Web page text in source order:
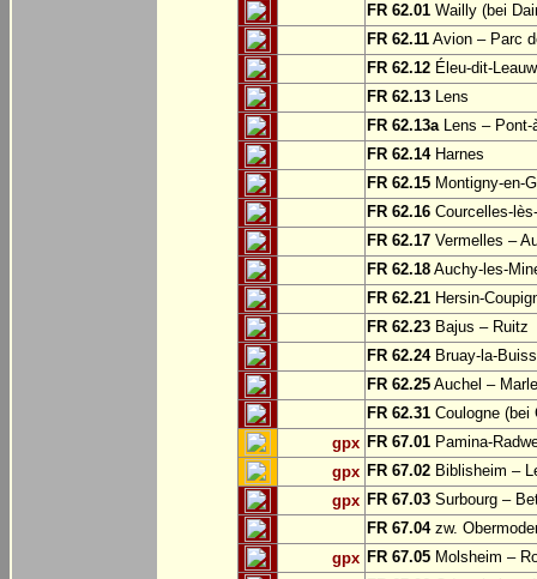
FR 62.01 Wailly (bei
FR 62.11 Avion – Parc
FR 62.12 Éleu-dit-
FR 62.13 Lens
FR 62.13aLens – Pont-
FR 62.14Harnes
FR 62.15 Montigny-en-
FR 62.16 Courcelles-
FR 62.17 Vermelles –
FR 62.18 Auchy-les-
FR 62.21 Hersin-
FR 62.23 Bajus – Ruitz
FR 62.24Bruay-la-
FR 62.25 Auchel –
FR 62.31 Coulogne (bei
gpx FR 67.01 Pamina-
gpx FR 67.02 Biblisheim –
gpx FR 67.03 Surbourg –
FR 67.04zw.
gpx FR 67.05 Molsheim –